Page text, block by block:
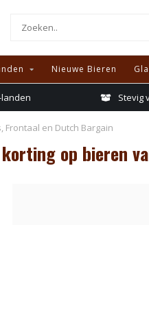
Nieuwe Bieren
landen Stevig
Frontaal en Dutch Bargain
op bieren